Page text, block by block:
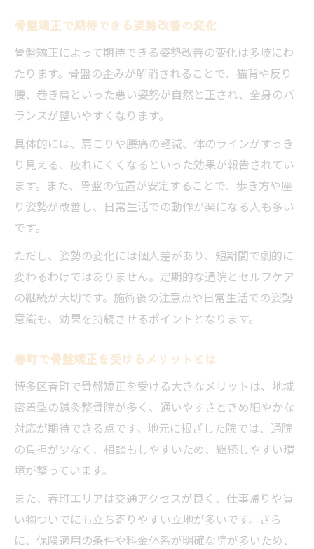
骨盤矯正で期待できる姿勢改善の変化
骨盤矯正によって期待できる姿勢改善の変化は多岐にわ
たります。骨盤の歪みが解消されることで、猫背や反り
腰、巻き肩といった悪い姿勢が自然と正され、全身のバ
ランスが整いやすくなります。
具体的には、肩こりや腰痛の軽減、体のラインがすっき
り見える、疲れにくくなるといった効果が報告されてい
ます。また、骨盤の位置が安定することで、歩き方や座
り姿勢が改善し、日常生活での動作が楽になる人も多い
です。
ただし、姿勢の変化には個人差があり、短期間で劇的に
変わるわけではありません。定期的な通院とセルフケア
の継続が大切です。施術後の注意点や日常生活での姿勢
意識も、効果を持続させるポイントとなります。
春町で骨盤矯正を受けるメリットとは
博多区春町で骨盤矯正を受ける大きなメリットは、地域
密着型の鍼灸整骨院が多く、通いやすさときめ細やかな
対応が期待できる点です。地元に根ざした院では、通院
の負担が少なく、相談もしやすいため、継続しやすい環
境が整っています。
また、春町エリアは交通アクセスが良く、仕事帰りや買
い物ついでにも立ち寄りやすい立地が多いです。さら
に、保険適用の条件や料金体系が明確な院が多いため、